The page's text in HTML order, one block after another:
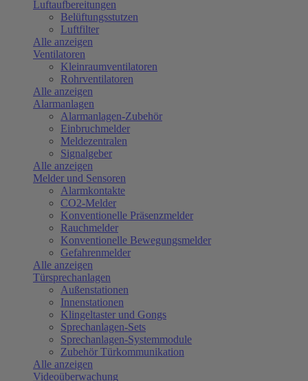
Luftaufbereitungen
Belüftungsstutzen
Luftfilter
Alle anzeigen
Ventilatoren
Kleinraumventilatoren
Rohrventilatoren
Alle anzeigen
Alarmanlagen
Alarmanlagen-Zubehör
Einbruchmelder
Meldezentralen
Signalgeber
Alle anzeigen
Melder und Sensoren
Alarmkontakte
CO2-Melder
Konventionelle Präsenzmelder
Rauchmelder
Konventionelle Bewegungsmelder
Gefahrenmelder
Alle anzeigen
Türsprechanlagen
Außenstationen
Innenstationen
Klingeltaster und Gongs
Sprechanlagen-Sets
Sprechanlagen-Systemmodule
Zubehör Türkommunikation
Alle anzeigen
Videoüberwachung